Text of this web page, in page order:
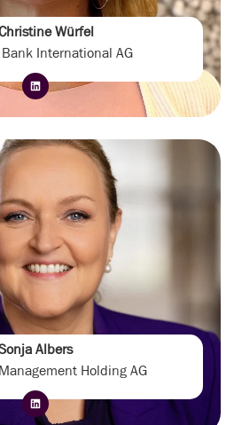
Würfel
International AG
Albers
Holding AG